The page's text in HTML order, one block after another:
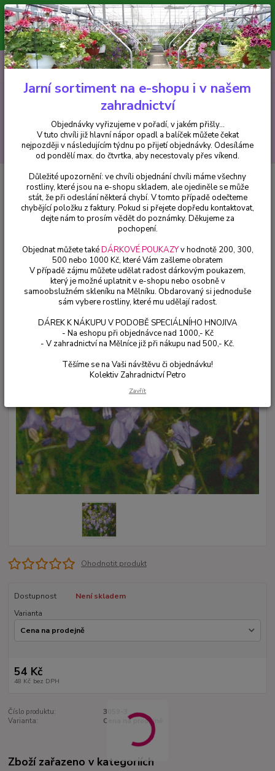
Minimální hodnota pro odeslání z e-shopu je 300 Kč.
V tuto chvíli již hlavní nápor objednávek opadl a balíček můžete čekat
nejpozději v následujícím týdnu po přijetí objednávky. Objednávky
vyřizujeme v pořadí, v jakém přišly...
CZK
Hledat
+420 602 223 614 0ks
za0 Kč
Trvalky Zvonek (Campanula Rotund) - cena na prodejně
Zvonek (Campanula Rotund) -
cena na prodejně
Ohodnotit produkt
Dostupnost
Není skladem
Varianta
54 Kč
48 Kč bez DPH
Číslo produktu:
3059-3
Varianta:
Cena na prodejně
Zboží zařazeno v kategoriích
Jarní sortiment na e-shopu i v našem
zahradnictví
Objednávky vyřizujeme v pořadí, v jakém přišly...
V tuto chvíli již hlavní nápor opadl a balíček můžete čekat
nejpozději v následujícím týdnu po přijetí objednávky. Odesíláme
od pondělí max. do čtvrtka, aby necestovaly přes víkend.
Důležité upozornění: ve chvíli objednání chvíli máme všechny
rostliny, které jsou na e-shopu skladem, ale ojediněle se může
stát, že při odeslání některá chybí. V tomto případě odečteme
chybějící položku z faktury. Pokud si přejete dopředu kontaktovat,
dejte nám to prosím vědět do poznámky. Děkujeme za
pochopení.
Objednat můžete takéDÁRKOVÉ POUKAZYv hodnotě 200, 300,
500 nebo 1000 Kč, které Vám zašleme obratem
V případě zájmu můžete udělat radost dárkovým poukazem,
který je možné uplatnit v e-shopu nebo osobně v
samoobslužném skleníku na Mělníku. Obdarovaný si jednoduše
sám vybere rostliny, které mu udělají radost.
DÁREK K NÁKUPU V PODOBĚ SPECIÁLNÍHO HNOJIVA
- Na eshopu při objednávce nad 1000,- Kč
- V zahradnictví na Mělníce již při nákupu nad 500,- Kč.
Těšíme se na Vaši návštěvu či objednávku!
Kolektiv Zahradnictví Petro
Zavřít